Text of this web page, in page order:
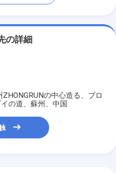
の詳細
の中心造る、ブロ
の道、蘇州、中国